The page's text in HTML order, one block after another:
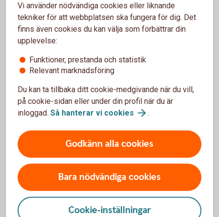
För- och nackdelar med
Kreditbevis
Fördelar
Skapar variation i portföljen med tillgångsslaget krediter
Ger möjlighet till en kontinuerlig, t ex årlig, utbetalning av
avkastning i form av en kupong
Ger möjlighet att investera i en underliggande marknad
du är intresserad av, utan att du behöver investera direkt
i en företagsobligation där minsta kapitalplacering ofta
Nackdelar
Delar av eller hela det nominella beloppet kan gå
förlorat
Köpkursen på andrahandsmarknaden kan variera relativt
Vi använder nödvändiga cookies eller liknande
tekniker för att webbplatsen ska fungera för dig. Det
finns även cookies du kan välja som förbättrar din
upplevelse:
Funktioner, prestanda och statistik
Relevant marknadsföring
Du kan ta tillbaka ditt cookie-medgivande när du vill,
på cookie-sidan eller under din profil när du är
inloggad. Så hanterar vi cookies .
Godkänn alla cookies
Bara nödvändiga cookies
Cookie-inställningar